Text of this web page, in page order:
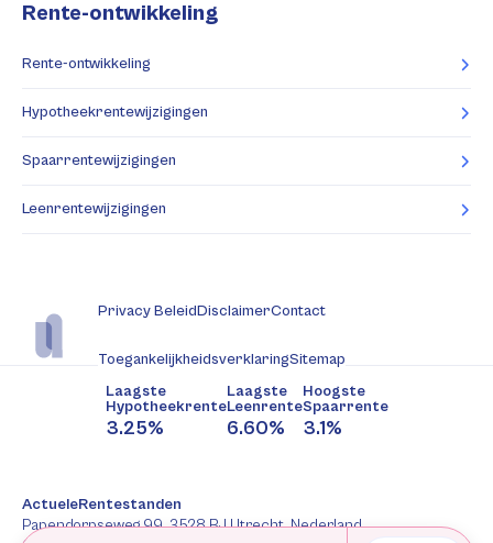
Rente-ontwikkeling
Rente-ontwikkeling
Hypotheekrentewijzigingen
Spaarrentewijzigingen
Leenrentewijzigingen
Privacy BeleidDisclaimerContact
ToegankelijkheidsverklaringSitemap
Laagste
Hypotheekrente
3.25%
Laagste
Leenrente
6.60%
Hoogste
Spaarrente
3.1%
ActueleRentestanden
Papendorpseweg 99, 3528 BJ Utrecht, Nederland